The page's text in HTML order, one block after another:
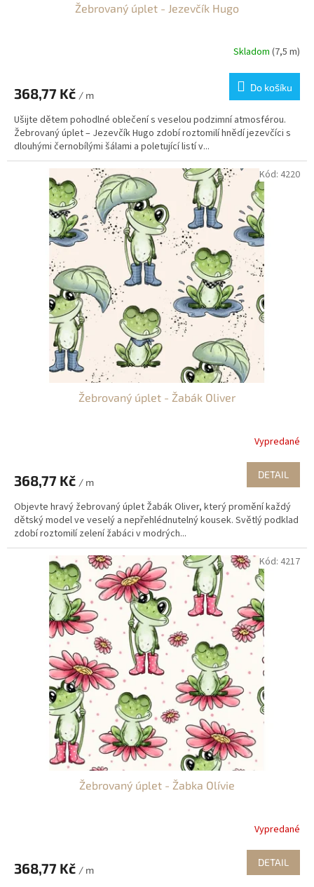
Žebrovaný úplet - Jezevčík Hugo
Skladom (7,5 m)
368,77 Kč / m
Do košíku
Ušijte dětem pohodlné oblečení s veselou podzimní atmosférou.
Žebrovaný úplet – Jezevčík Hugo zdobí roztomilí hnědí jezevčíci s
dlouhými černobílými šálami a poletující listí v...
Žebrovaný úplet - Žabák Oliver
Vypredané
368,77 Kč / m
DETAIL
Objevte hravý žebrovaný úplet Žabák Oliver, který promění každý
dětský model ve veselý a nepřehlédnutelný kousek. Světlý podklad
zdobí roztomilí zelení žabáci v modrých...
Kód: 4220
Žebrovaný úplet - Žabka Olívie
Vypredané
368,77 Kč / m
DETAIL
Kód: 4217